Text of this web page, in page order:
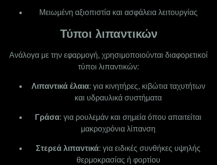
Μειωμένη αξιοπιστία και ασφάλεια λειτουργίας
Τύποι λιπαντικών
Ανάλογα με την εφαρμογή, χρησιμοποιούνται διαφορετικοί
τύποι λιπαντικών:
Λιπαντικά έλαια: για κινητήρες, κιβώτια ταχυτήτων
και υδραυλικά συστήματα
Γράσα: για ρουλεμάν και σημεία όπου απαιτείται
μακροχρόνια λίπανση
Στερεά λιπαντικά: για ειδικές συνθήκες υψηλής
θερμοκρασίας ή φορτίου